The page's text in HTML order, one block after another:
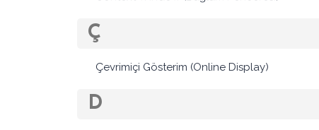
Ç
Çevrimiçi Gösterim (Online Display)
D